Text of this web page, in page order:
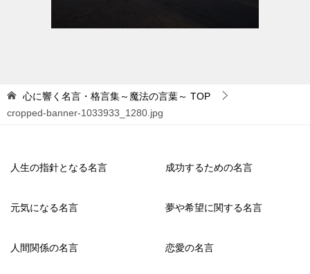
心に響く名言・格言集～魔法の言葉～ TOP
cropped-banner-1033933_1280.jpg
人生の指針となる名言 成功するための名言
元気になる名言 夢や希望に関する名言
人間関係の名言 恋愛の名言